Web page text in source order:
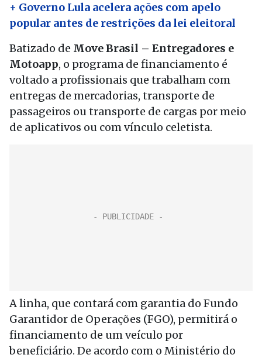
+ Governo Lula acelera ações com apelo
popular antes de restrições da lei eleitoral
Batizado de Move Brasil – Entregadores e
Motoapp, o programa de financiamento é
voltado a profissionais que trabalham com
entregas de mercadorias, transporte de
passageiros ou transporte de cargas por meio
de aplicativos ou com vínculo celetista.
A linha, que contará com garantia do Fundo
Garantidor de Operações (FGO), permitirá o
financiamento de um veículo por
beneficiário. De acordo com o Ministério do